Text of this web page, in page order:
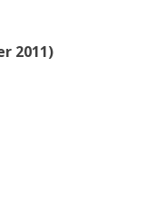
2011)